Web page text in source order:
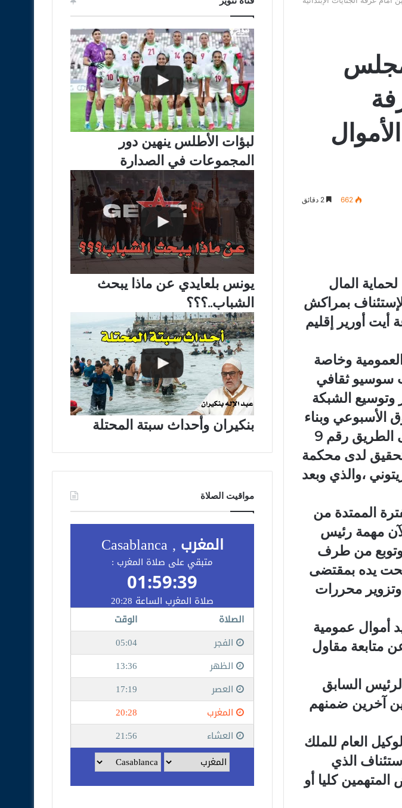
662
المال
بمراكش
أيت أورير إقليم
وخاصة
سوسيو ثقافي
وتوسيع الشبكة
الأسبوعي وبناء
الطريق رقم 9
لدى محكمة
،والذي وبعد
الممتدة من
الذي يشغل الآن مهمة رئيس
من طرف
يده بمقتضى
محررات
أموال عمومية
متابعة مقاول
السابق
خمسة متهمين آخرين ضمنهم
العام للملك
الذي
كليا أو
لبؤات الأطلس ينهين دور
المجموعات في الصدارة
يونس بلعايدي عن ماذا يبحث
الشباب..؟؟؟
بنكيران وأحداث سبتة المحتلة
مواقيت الصلاة